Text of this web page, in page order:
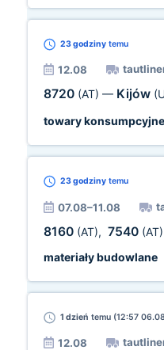
23 godziny temu
12.08
8720 (AT) — Kijów
towary
23 godziny temu
07.08–11.08
8160 (AT), 7540 (AT)
materiały budowlane
1 dzień temu (12:57
12.08